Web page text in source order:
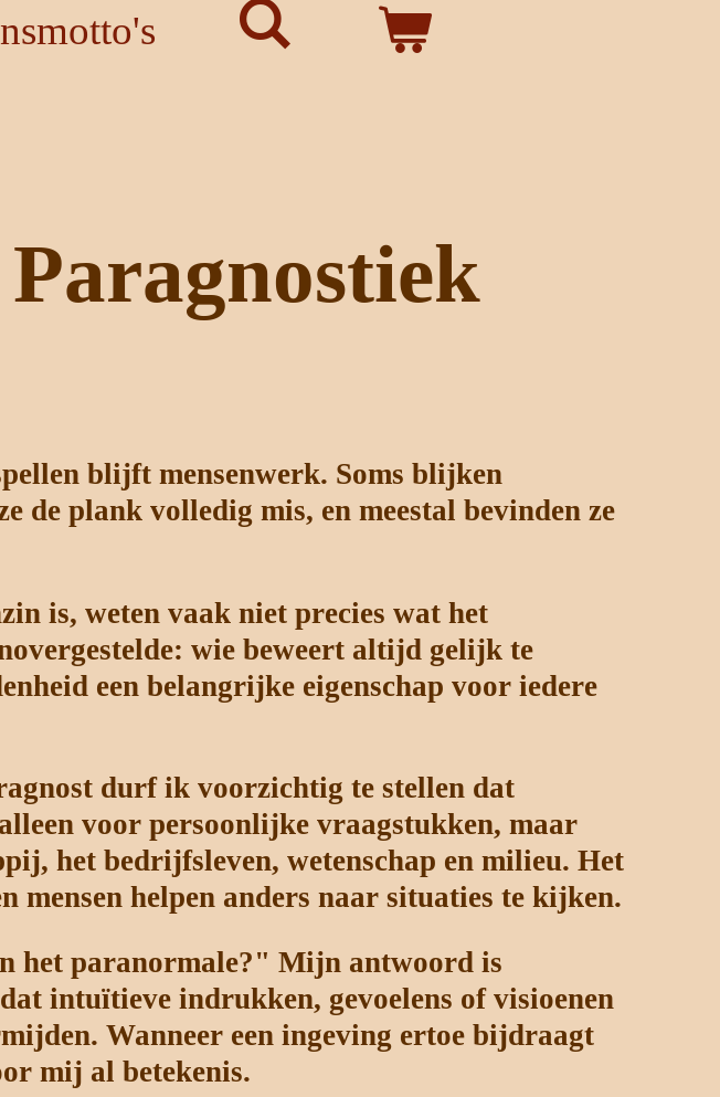
blijft mensenwerk. Soms blijken
de plank volledig mis, en meestal bevinden ze
is, weten vaak niet precies wat het
wie beweert altijd gelijk te
een belangrijke eigenschap voor iedere
durf ik voorzichtig te stellen dat
voor persoonlijke vraagstukken, maar
het bedrijfsleven, wetenschap en milieu. Het
mensen helpen anders naar situaties te kijken.
het paranormale?" Mijn antwoord is
intuïtieve indrukken, gevoelens of visioenen
Wanneer een ingeving ertoe bijdraagt
mij al betekenis.